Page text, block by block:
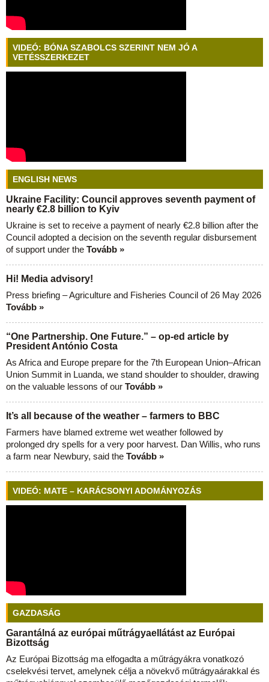
VIDEÓ: BÓNA SZABOLCS SZERINT NEM JÓ A
VETÉSSZERKEZET
ENGLISH NEWS
Ukraine Facility: Council approves seventh payment of
nearly €2.8 billion to Kyiv
Ukraine is set to receive a payment of nearly €2.8 billion after the
Council adopted a decision on the seventh regular disbursement
of support under the Tovább »
Hi! Media advisory!
Press briefing – Agriculture and Fisheries Council of 26 May 2026
Tovább »
“One Partnership. One Future.” – op-ed article by
President António Costa
As Africa and Europe prepare for the 7th European Union–African
Union Summit in Luanda, we stand shoulder to shoulder, drawing
on the valuable lessons of our Tovább »
It’s all because of the weather – farmers to BBC
Farmers have blamed extreme wet weather followed by
prolonged dry spells for a very poor harvest. Dan Willis, who runs
a farm near Newbury, said the Tovább »
VIDEÓ: MATE – KARÁCSONYI ADOMÁNYOZÁS
GAZDASÁG
Garantálná az európai műtrágyaellátást az Európai
Bizottság
Az Európai Bizottság ma elfogadta a műtrágyákra vonatkozó
cselekvési tervet, amelynek célja a növekvő műtrágyaárakkal és